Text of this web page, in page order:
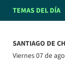
TEMAS DEL DÍA
SANTIAGO DE
viernes 07 de